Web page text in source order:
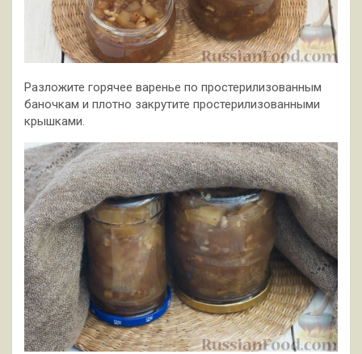
Разложите горячее варенье по простерилизованным
баночкам и плотно закрутите простерилизованными
крышками.